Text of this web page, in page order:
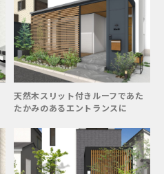
天然木スリット付きルーフであた
たかみのあるエントランスに